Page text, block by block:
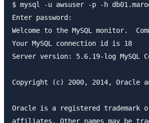
$ mysql -u awsuser -p -h
Enter password:
Welcome to the MySQL monitor.
Your MySQL connection id is 18
Server version: 5.6.19-log MySQL
Copyright (c) 2000, 2014,
Oracle is a registered trademark
affiliates. Other names may be